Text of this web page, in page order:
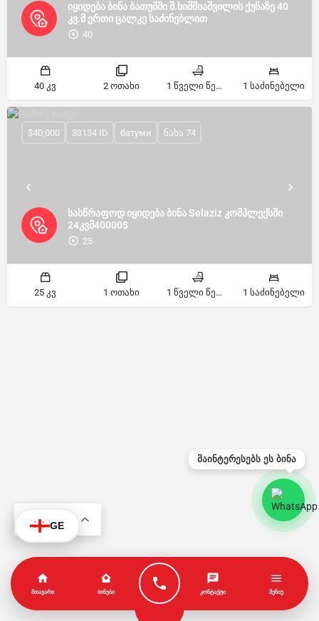
იყიდება ბინა ბათუმში შ.ხიმშიაშვილის ქუჩაზე 40
კვ.მ ერთი ცალკე საძინებლით
40
40 კვ 2 ოთახი 1 წველი წერტილი 1 საძინებელი
სასწრაფოდ იყიდება ბინა Selaziz კომპლექსში
24კვმ40000$
25
$40,000 33134 ID батуми ნახა 74
25 კვ 1 ოთახი 1 წველი წერტილი 1 საძინებელი
GE
ᲛᲗᲐᲕᲐᲠᲘ ᲑᲘᲜᲔᲑᲘ ᲙᲝᲜᲢᲐᲥᲢᲘ ᲛᲔᲜᲘᲣ
KA
მაინტერესებს ეს ბინა